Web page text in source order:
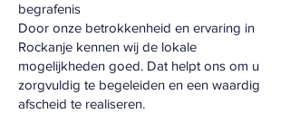
begrafenis
Door onze betrokkenheid en ervaring in
Rockanje kennen wij de lokale
mogelijkheden goed. Dat helpt ons om u
zorgvuldig te begeleiden en een waardig
afscheid te realiseren.